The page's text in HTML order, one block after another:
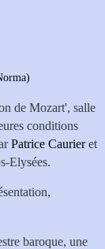
de Mozart', salle
conditions
Patrice Caurieret
Elysées.
baroque, une